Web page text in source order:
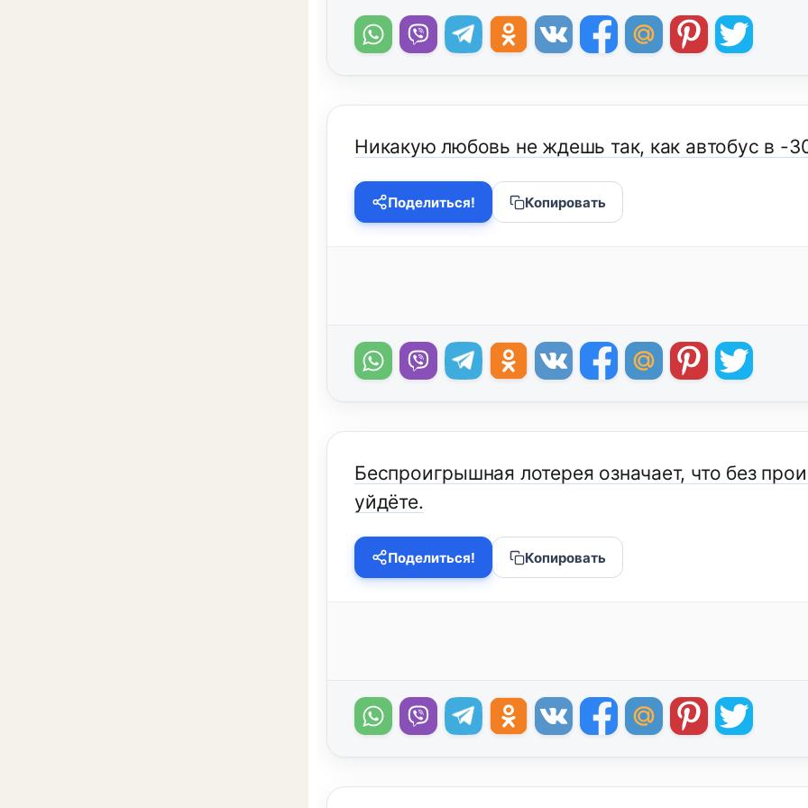
Никакую любовь не ждешь так, как автобус в -
Поделиться! Копировать
Беспроигрышная лотерея означает, что без
уйдёте.
Поделиться! Копировать